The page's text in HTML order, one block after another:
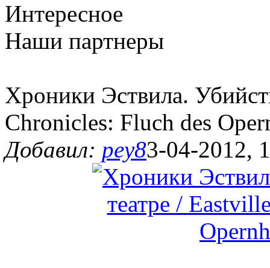
Интересное
Наши партнеры
Хроники Эствила.
Chronicles: Fluch des
Добавил: pey83-04-2012,